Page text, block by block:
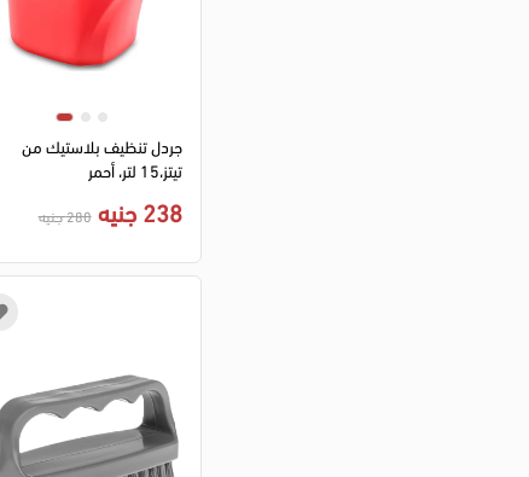
جردل تنظيف بلاستيك من
تيتز،15 لتر، أحمر
238 جنيه 280 جنيه